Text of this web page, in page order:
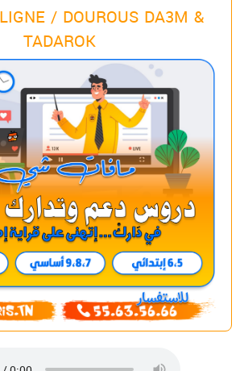
/ DOUROUS DA3M &
TADAROK